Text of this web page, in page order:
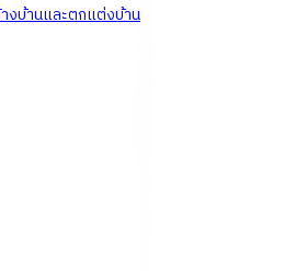
งบ้านและตกแต่งบ้าน